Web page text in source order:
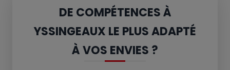
DE COMPÉTENCES À
YSSINGEAUX LE PLUS ADAPTÉ
À VOS ENVIES ?